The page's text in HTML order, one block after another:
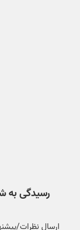
رسیدگی به
ارسال نظرات/